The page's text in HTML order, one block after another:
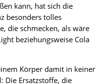
kann, hat sich die
besonders tolles
die schmecken, als wäre
beziehungsweise Cola
Körper damit in keiner
Die Ersatzstoffe, die